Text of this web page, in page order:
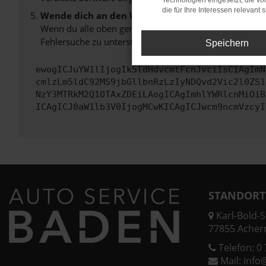
Wende dich an den Webseitenbetreiber.
Wenn du alle oben genannten Schritte versucht hast,
Fehlersuche zu unterstützen:
Karl-Bold-
77855
Telefon: 0
Mail:
die für Ihre Interessen relevant
Speichern